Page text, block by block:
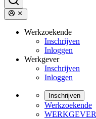
Werkzoekende
Inschrijven
Inloggen
Werkgever
Inschrijven
Inloggen
Inschrijven
Werkzoekende
WERKGEVER